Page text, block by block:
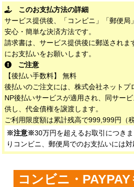
このお支払方法の詳細
サービス提供後、「コンビニ」「郵便局
安心・簡単な決済方法です。
請求書は、サービス提供後に郵送されま
にお支払いをお願いします。
ご注意
【後払い手数料】 無料
後払いのご注文には、株式会社ネットプ
NP後払いサービスが適用され、同サー
供し、代金債権を譲渡します。
ご利用限度額は累計残高で999,999円（
※注意※30万円を超えるお取引につき
りコンビニ、郵便局でのお支払いには対
コンビニ・